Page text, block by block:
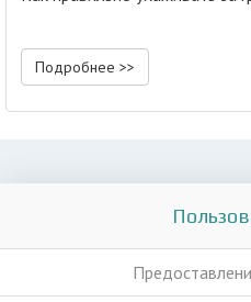
Подробнее >>